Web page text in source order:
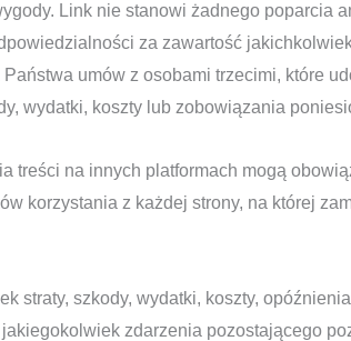
Link nie stanowi żadnego
za zawartość
umów z osobami trzecimi, które
wydatki, koszty lub zobowiązania
treści na innych platformach mogą
korzystania z każdej strony, na której
straty, szkody, wydatki, koszty,
zdarzenia pozostającego